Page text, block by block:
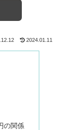
2024.01.11
の関係